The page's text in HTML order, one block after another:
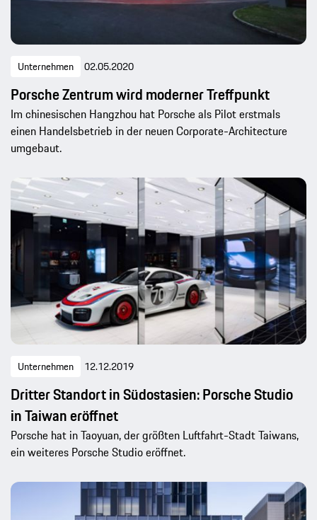
Unternehmen 02.05.2020
Porsche Zentrum wird moderner Treffpunkt
Im chinesischen Hangzhou hat Porsche als Pilot erstmals
einen Handelsbetrieb in der neuen Corporate-Architecture
umgebaut.
Unternehmen 12.12.2019
Dritter Standort in Südostasien: Porsche Studio
in Taiwan eröffnet
Porsche hat in Taoyuan, der größten Luftfahrt-Stadt Taiwans,
ein weiteres Porsche Studio eröffnet.